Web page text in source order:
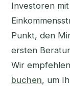
Investoren
Punkt, den
ersten
Wir
buchen, um